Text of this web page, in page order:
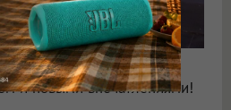
в «АкваРИО»
и новыми впечатлениями!